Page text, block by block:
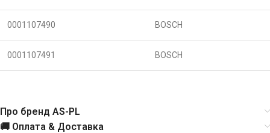
0001107490 BOSCH
0001107491 BOSCH
Про бренд AS-PL
🚚 Оплата & Доставка